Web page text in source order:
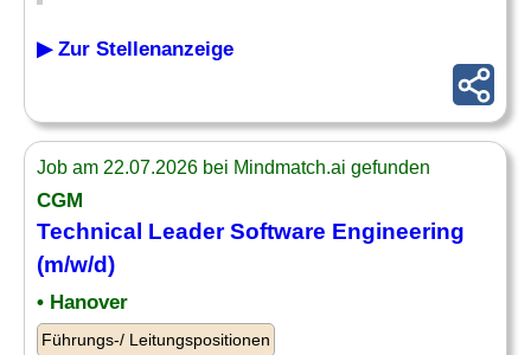
▶ Zur Stellenanzeige
Job am 22.07.2026 bei Mindmatch.ai gefunden
CGM
Technical LeaderSoftware Engineering
(m/w/d)
• Hanover
Führungs-/ Leitungspositionen